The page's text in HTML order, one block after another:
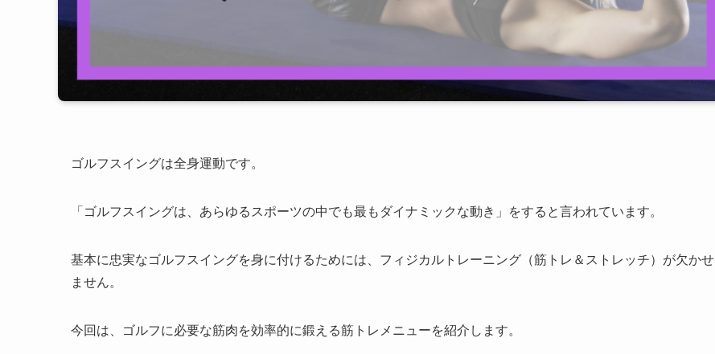
ゴルフスイングは全身運動です。
「ゴルフスイングは、あらゆるスポーツの中でも最もダイナミックな動き」をすると言われています。
基本に忠実なゴルフスイングを身に付けるためには、フィジカルトレーニング（筋トレ＆ストレッチ）が欠かせ
ません。
今回は、ゴルフに必要な筋肉を効率的に鍛える筋トレメニューを紹介します。